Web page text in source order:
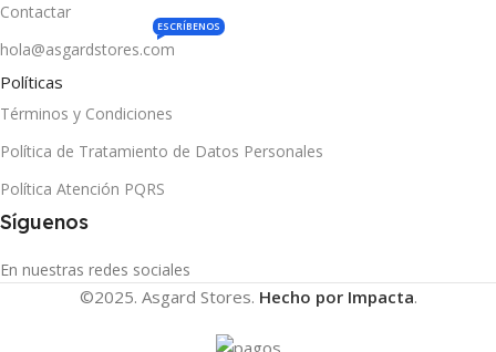
Contactar
hola@asgardstores.com
ESCRÍBENOS
Políticas
Términos y Condiciones
Política de Tratamiento de Datos Personales
Política Atención PQRS
Síguenos
En nuestras redes sociales
©2025. Asgard Stores. Hecho por Impacta.